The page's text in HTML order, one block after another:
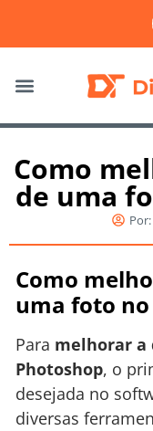
Como
de uma
Por:
Como
uma foto
Para melhorar a
Photoshop, o
desejada no
diversas